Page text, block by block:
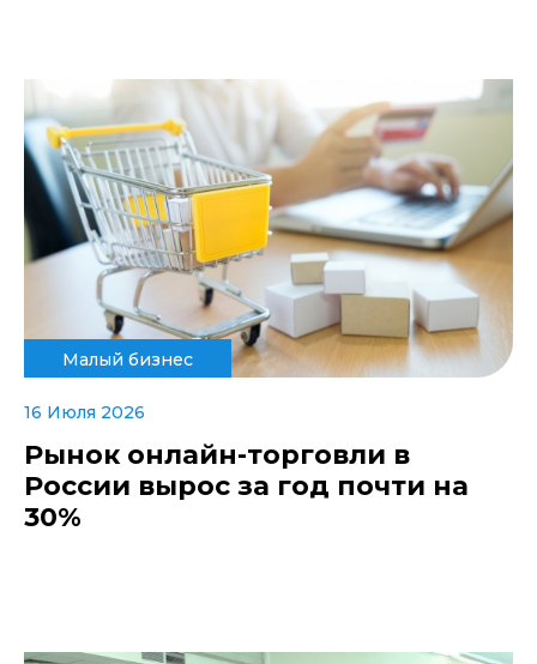
Малый бизнес
16 Июля 2026
Рынок онлайн-торговли в
России вырос за год почти на
30%